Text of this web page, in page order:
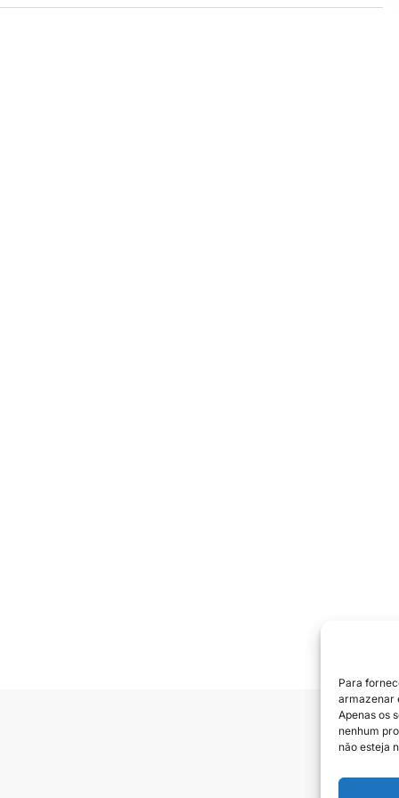
Para
armazenar
Apenas os
nenhum
não esteja
Siga e